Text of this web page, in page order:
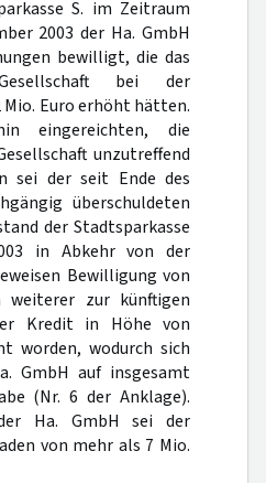
S. im Zeitraum
2003 der Ha. GmbH
bewilligt, die das
bei der
Mio. Euro erhöht hätten.
eingereichten, die
unzutreffend
sei der seit Ende des
überschuldeten
der Stadtsparkasse
in Abkehr von der
Bewilligung von
weiterer zur künftigen
Kredit in Höhe von
worden, wodurch sich
GmbH auf insgesamt
(Nr. 6 der Anklage).
Ha. GmbH sei der
von mehr als 7 Mio.